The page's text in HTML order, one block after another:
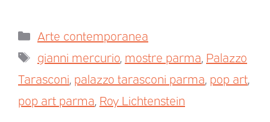
Arte contemporanea
gianni mercurio mostre parma Palazzo
Tarasconi palazzo tarasconi parma pop art
pop art parma Roy Lichtenstein